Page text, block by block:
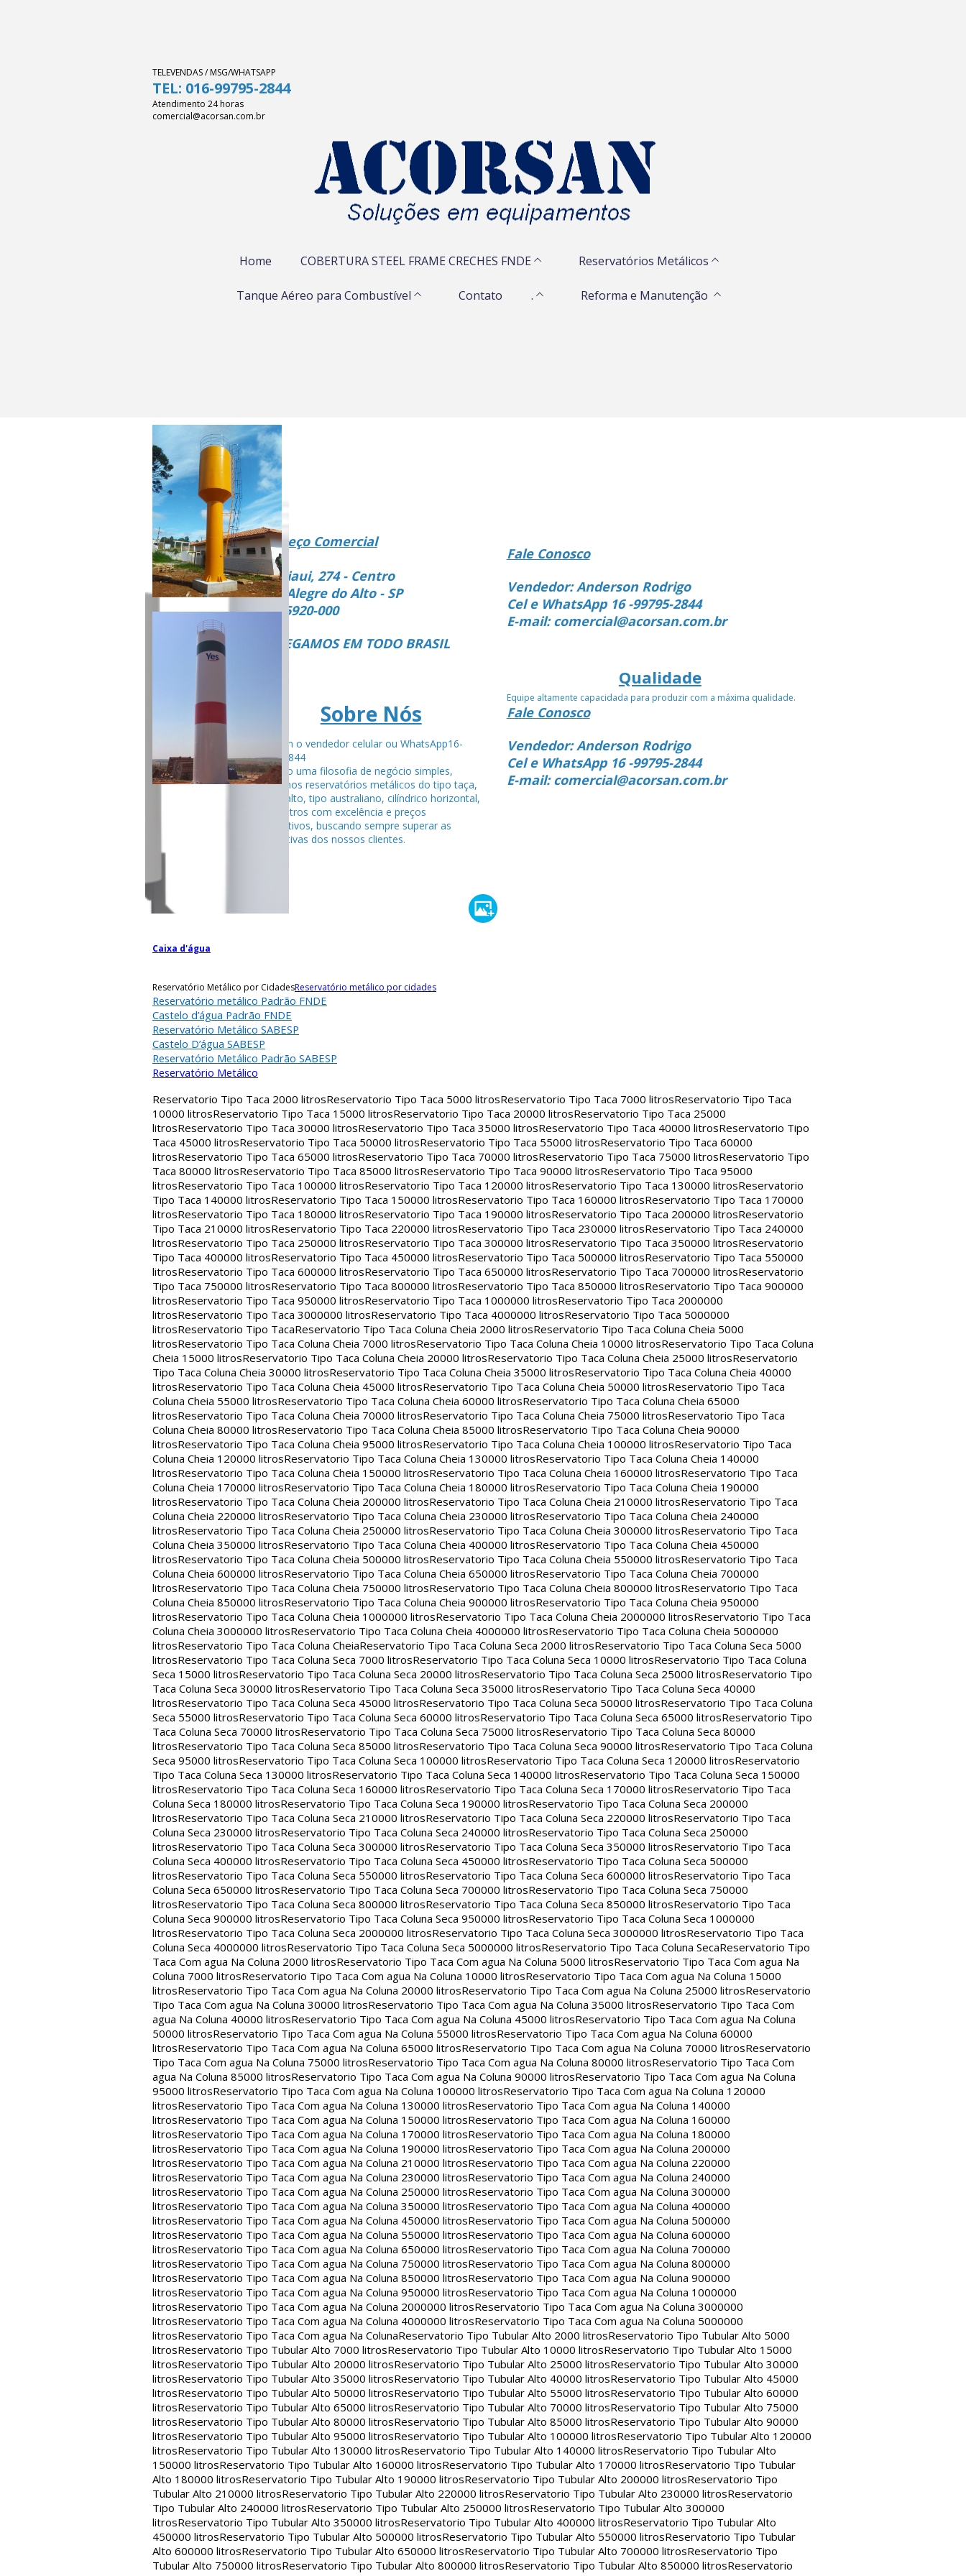
TELEVENDAS / MSG/WHATSAPP
TEL: 016-99795-2844
Atendimento 24 horas
comercial@acorsan.com.br
Home COBERTURA STEEL FRAME CRECHES FNDE Reservatórios Metálicos
Tanque Aéreo para Combustível Contato . Reforma e Manutenção
Endereço Comercial
Rua Piaui, 274 - Centro
Vista Alegre do Alto - SP
CEP 15920-000
ENTREGAMOS EM TODO BRASIL
Sobre Nós
Fale com o vendedor celular ou WhatsApp16-
99795-2844
Seguindo uma filosofia de negócio simples,
fabricamos reservatórios metálicos do tipo taça,
tubular alto, tipo australiano, cilíndrico horizontal,
entre outros com excelência e preços
competitivos, buscando sempre superar as
espectativas dos nossos clientes.
Fale Conosco
Vendedor: Anderson Rodrigo
Cel e WhatsApp 16 -99795-2844
E-mail: comercial@acorsan.com.br
Qualidade
Equipe altamente capacidada para produzir com a máxima qualidade.
Fale Conosco
Vendedor: Anderson Rodrigo
Cel e WhatsApp 16 -99795-2844
E-mail: comercial@acorsan.com.br
Caixa d'água
Reservatório Metálico por CidadesReservatório metálico por cidades
Reservatório metálico Padrão FNDE
Castelo d’água Padrão FNDE
Reservatório Metálico SABESP
Castelo D’água SABESP
Reservatório Metálico Padrão SABESP
Reservatório Metálico
Reservatorio Tipo Taca 2000 litrosReservatorio Tipo Taca 5000 litrosReservatorio Tipo Taca 7000 litrosReservatorio Tipo Taca
10000 litrosReservatorio Tipo Taca 15000 litrosReservatorio Tipo Taca 20000 litrosReservatorio Tipo Taca 25000
litrosReservatorio Tipo Taca 30000 litrosReservatorio Tipo Taca 35000 litrosReservatorio Tipo Taca 40000 litrosReservatorio Tipo
Taca 45000 litrosReservatorio Tipo Taca 50000 litrosReservatorio Tipo Taca 55000 litrosReservatorio Tipo Taca 60000
litrosReservatorio Tipo Taca 65000 litrosReservatorio Tipo Taca 70000 litrosReservatorio Tipo Taca 75000 litrosReservatorio Tipo
Taca 80000 litrosReservatorio Tipo Taca 85000 litrosReservatorio Tipo Taca 90000 litrosReservatorio Tipo Taca 95000
litrosReservatorio Tipo Taca 100000 litrosReservatorio Tipo Taca 120000 litrosReservatorio Tipo Taca 130000 litrosReservatorio
Tipo Taca 140000 litrosReservatorio Tipo Taca 150000 litrosReservatorio Tipo Taca 160000 litrosReservatorio Tipo Taca 170000
litrosReservatorio Tipo Taca 180000 litrosReservatorio Tipo Taca 190000 litrosReservatorio Tipo Taca 200000 litrosReservatorio
Tipo Taca 210000 litrosReservatorio Tipo Taca 220000 litrosReservatorio Tipo Taca 230000 litrosReservatorio Tipo Taca 240000
litrosReservatorio Tipo Taca 250000 litrosReservatorio Tipo Taca 300000 litrosReservatorio Tipo Taca 350000 litrosReservatorio
Tipo Taca 400000 litrosReservatorio Tipo Taca 450000 litrosReservatorio Tipo Taca 500000 litrosReservatorio Tipo Taca 550000
litrosReservatorio Tipo Taca 600000 litrosReservatorio Tipo Taca 650000 litrosReservatorio Tipo Taca 700000 litrosReservatorio
Tipo Taca 750000 litrosReservatorio Tipo Taca 800000 litrosReservatorio Tipo Taca 850000 litrosReservatorio Tipo Taca 900000
litrosReservatorio Tipo Taca 950000 litrosReservatorio Tipo Taca 1000000 litrosReservatorio Tipo Taca 2000000
litrosReservatorio Tipo Taca 3000000 litrosReservatorio Tipo Taca 4000000 litrosReservatorio Tipo Taca 5000000
litrosReservatorio Tipo TacaReservatorio Tipo Taca Coluna Cheia 2000 litrosReservatorio Tipo Taca Coluna Cheia 5000
litrosReservatorio Tipo Taca Coluna Cheia 7000 litrosReservatorio Tipo Taca Coluna Cheia 10000 litrosReservatorio Tipo Taca Coluna
Cheia 15000 litrosReservatorio Tipo Taca Coluna Cheia 20000 litrosReservatorio Tipo Taca Coluna Cheia 25000 litrosReservatorio
Tipo Taca Coluna Cheia 30000 litrosReservatorio Tipo Taca Coluna Cheia 35000 litrosReservatorio Tipo Taca Coluna Cheia 40000
litrosReservatorio Tipo Taca Coluna Cheia 45000 litrosReservatorio Tipo Taca Coluna Cheia 50000 litrosReservatorio Tipo Taca
Coluna Cheia 55000 litrosReservatorio Tipo Taca Coluna Cheia 60000 litrosReservatorio Tipo Taca Coluna Cheia 65000
litrosReservatorio Tipo Taca Coluna Cheia 70000 litrosReservatorio Tipo Taca Coluna Cheia 75000 litrosReservatorio Tipo Taca
Coluna Cheia 80000 litrosReservatorio Tipo Taca Coluna Cheia 85000 litrosReservatorio Tipo Taca Coluna Cheia 90000
litrosReservatorio Tipo Taca Coluna Cheia 95000 litrosReservatorio Tipo Taca Coluna Cheia 100000 litrosReservatorio Tipo Taca
Coluna Cheia 120000 litrosReservatorio Tipo Taca Coluna Cheia 130000 litrosReservatorio Tipo Taca Coluna Cheia 140000
litrosReservatorio Tipo Taca Coluna Cheia 150000 litrosReservatorio Tipo Taca Coluna Cheia 160000 litrosReservatorio Tipo Taca
Coluna Cheia 170000 litrosReservatorio Tipo Taca Coluna Cheia 180000 litrosReservatorio Tipo Taca Coluna Cheia 190000
litrosReservatorio Tipo Taca Coluna Cheia 200000 litrosReservatorio Tipo Taca Coluna Cheia 210000 litrosReservatorio Tipo Taca
Coluna Cheia 220000 litrosReservatorio Tipo Taca Coluna Cheia 230000 litrosReservatorio Tipo Taca Coluna Cheia 240000
litrosReservatorio Tipo Taca Coluna Cheia 250000 litrosReservatorio Tipo Taca Coluna Cheia 300000 litrosReservatorio Tipo Taca
Coluna Cheia 350000 litrosReservatorio Tipo Taca Coluna Cheia 400000 litrosReservatorio Tipo Taca Coluna Cheia 450000
litrosReservatorio Tipo Taca Coluna Cheia 500000 litrosReservatorio Tipo Taca Coluna Cheia 550000 litrosReservatorio Tipo Taca
Coluna Cheia 600000 litrosReservatorio Tipo Taca Coluna Cheia 650000 litrosReservatorio Tipo Taca Coluna Cheia 700000
litrosReservatorio Tipo Taca Coluna Cheia 750000 litrosReservatorio Tipo Taca Coluna Cheia 800000 litrosReservatorio Tipo Taca
Coluna Cheia 850000 litrosReservatorio Tipo Taca Coluna Cheia 900000 litrosReservatorio Tipo Taca Coluna Cheia 950000
litrosReservatorio Tipo Taca Coluna Cheia 1000000 litrosReservatorio Tipo Taca Coluna Cheia 2000000 litrosReservatorio Tipo Taca
Coluna Cheia 3000000 litrosReservatorio Tipo Taca Coluna Cheia 4000000 litrosReservatorio Tipo Taca Coluna Cheia 5000000
litrosReservatorio Tipo Taca Coluna CheiaReservatorio Tipo Taca Coluna Seca 2000 litrosReservatorio Tipo Taca Coluna Seca 5000
litrosReservatorio Tipo Taca Coluna Seca 7000 litrosReservatorio Tipo Taca Coluna Seca 10000 litrosReservatorio Tipo Taca Coluna
Seca 15000 litrosReservatorio Tipo Taca Coluna Seca 20000 litrosReservatorio Tipo Taca Coluna Seca 25000 litrosReservatorio Tipo
Taca Coluna Seca 30000 litrosReservatorio Tipo Taca Coluna Seca 35000 litrosReservatorio Tipo Taca Coluna Seca 40000
litrosReservatorio Tipo Taca Coluna Seca 45000 litrosReservatorio Tipo Taca Coluna Seca 50000 litrosReservatorio Tipo Taca Coluna
Seca 55000 litrosReservatorio Tipo Taca Coluna Seca 60000 litrosReservatorio Tipo Taca Coluna Seca 65000 litrosReservatorio Tipo
Taca Coluna Seca 70000 litrosReservatorio Tipo Taca Coluna Seca 75000 litrosReservatorio Tipo Taca Coluna Seca 80000
litrosReservatorio Tipo Taca Coluna Seca 85000 litrosReservatorio Tipo Taca Coluna Seca 90000 litrosReservatorio Tipo Taca Coluna
Seca 95000 litrosReservatorio Tipo Taca Coluna Seca 100000 litrosReservatorio Tipo Taca Coluna Seca 120000 litrosReservatorio
Tipo Taca Coluna Seca 130000 litrosReservatorio Tipo Taca Coluna Seca 140000 litrosReservatorio Tipo Taca Coluna Seca 150000
litrosReservatorio Tipo Taca Coluna Seca 160000 litrosReservatorio Tipo Taca Coluna Seca 170000 litrosReservatorio Tipo Taca
Coluna Seca 180000 litrosReservatorio Tipo Taca Coluna Seca 190000 litrosReservatorio Tipo Taca Coluna Seca 200000
litrosReservatorio Tipo Taca Coluna Seca 210000 litrosReservatorio Tipo Taca Coluna Seca 220000 litrosReservatorio Tipo Taca
Coluna Seca 230000 litrosReservatorio Tipo Taca Coluna Seca 240000 litrosReservatorio Tipo Taca Coluna Seca 250000
litrosReservatorio Tipo Taca Coluna Seca 300000 litrosReservatorio Tipo Taca Coluna Seca 350000 litrosReservatorio Tipo Taca
Coluna Seca 400000 litrosReservatorio Tipo Taca Coluna Seca 450000 litrosReservatorio Tipo Taca Coluna Seca 500000
litrosReservatorio Tipo Taca Coluna Seca 550000 litrosReservatorio Tipo Taca Coluna Seca 600000 litrosReservatorio Tipo Taca
Coluna Seca 650000 litrosReservatorio Tipo Taca Coluna Seca 700000 litrosReservatorio Tipo Taca Coluna Seca 750000
litrosReservatorio Tipo Taca Coluna Seca 800000 litrosReservatorio Tipo Taca Coluna Seca 850000 litrosReservatorio Tipo Taca
Coluna Seca 900000 litrosReservatorio Tipo Taca Coluna Seca 950000 litrosReservatorio Tipo Taca Coluna Seca 1000000
litrosReservatorio Tipo Taca Coluna Seca 2000000 litrosReservatorio Tipo Taca Coluna Seca 3000000 litrosReservatorio Tipo Taca
Coluna Seca 4000000 litrosReservatorio Tipo Taca Coluna Seca 5000000 litrosReservatorio Tipo Taca Coluna SecaReservatorio Tipo
Taca Com agua Na Coluna 2000 litrosReservatorio Tipo Taca Com agua Na Coluna 5000 litrosReservatorio Tipo Taca Com agua Na
Coluna 7000 litrosReservatorio Tipo Taca Com agua Na Coluna 10000 litrosReservatorio Tipo Taca Com agua Na Coluna 15000
litrosReservatorio Tipo Taca Com agua Na Coluna 20000 litrosReservatorio Tipo Taca Com agua Na Coluna 25000 litrosReservatorio
Tipo Taca Com agua Na Coluna 30000 litrosReservatorio Tipo Taca Com agua Na Coluna 35000 litrosReservatorio Tipo Taca Com
agua Na Coluna 40000 litrosReservatorio Tipo Taca Com agua Na Coluna 45000 litrosReservatorio Tipo Taca Com agua Na Coluna
50000 litrosReservatorio Tipo Taca Com agua Na Coluna 55000 litrosReservatorio Tipo Taca Com agua Na Coluna 60000
litrosReservatorio Tipo Taca Com agua Na Coluna 65000 litrosReservatorio Tipo Taca Com agua Na Coluna 70000 litrosReservatorio
Tipo Taca Com agua Na Coluna 75000 litrosReservatorio Tipo Taca Com agua Na Coluna 80000 litrosReservatorio Tipo Taca Com
agua Na Coluna 85000 litrosReservatorio Tipo Taca Com agua Na Coluna 90000 litrosReservatorio Tipo Taca Com agua Na Coluna
95000 litrosReservatorio Tipo Taca Com agua Na Coluna 100000 litrosReservatorio Tipo Taca Com agua Na Coluna 120000
litrosReservatorio Tipo Taca Com agua Na Coluna 130000 litrosReservatorio Tipo Taca Com agua Na Coluna 140000
litrosReservatorio Tipo Taca Com agua Na Coluna 150000 litrosReservatorio Tipo Taca Com agua Na Coluna 160000
litrosReservatorio Tipo Taca Com agua Na Coluna 170000 litrosReservatorio Tipo Taca Com agua Na Coluna 180000
litrosReservatorio Tipo Taca Com agua Na Coluna 190000 litrosReservatorio Tipo Taca Com agua Na Coluna 200000
litrosReservatorio Tipo Taca Com agua Na Coluna 210000 litrosReservatorio Tipo Taca Com agua Na Coluna 220000
litrosReservatorio Tipo Taca Com agua Na Coluna 230000 litrosReservatorio Tipo Taca Com agua Na Coluna 240000
litrosReservatorio Tipo Taca Com agua Na Coluna 250000 litrosReservatorio Tipo Taca Com agua Na Coluna 300000
litrosReservatorio Tipo Taca Com agua Na Coluna 350000 litrosReservatorio Tipo Taca Com agua Na Coluna 400000
litrosReservatorio Tipo Taca Com agua Na Coluna 450000 litrosReservatorio Tipo Taca Com agua Na Coluna 500000
litrosReservatorio Tipo Taca Com agua Na Coluna 550000 litrosReservatorio Tipo Taca Com agua Na Coluna 600000
litrosReservatorio Tipo Taca Com agua Na Coluna 650000 litrosReservatorio Tipo Taca Com agua Na Coluna 700000
litrosReservatorio Tipo Taca Com agua Na Coluna 750000 litrosReservatorio Tipo Taca Com agua Na Coluna 800000
litrosReservatorio Tipo Taca Com agua Na Coluna 850000 litrosReservatorio Tipo Taca Com agua Na Coluna 900000
litrosReservatorio Tipo Taca Com agua Na Coluna 950000 litrosReservatorio Tipo Taca Com agua Na Coluna 1000000
litrosReservatorio Tipo Taca Com agua Na Coluna 2000000 litrosReservatorio Tipo Taca Com agua Na Coluna 3000000
litrosReservatorio Tipo Taca Com agua Na Coluna 4000000 litrosReservatorio Tipo Taca Com agua Na Coluna 5000000
litrosReservatorio Tipo Taca Com agua Na ColunaReservatorio Tipo Tubular Alto 2000 litrosReservatorio Tipo Tubular Alto 5000
litrosReservatorio Tipo Tubular Alto 7000 litrosReservatorio Tipo Tubular Alto 10000 litrosReservatorio Tipo Tubular Alto 15000
litrosReservatorio Tipo Tubular Alto 20000 litrosReservatorio Tipo Tubular Alto 25000 litrosReservatorio Tipo Tubular Alto 30000
litrosReservatorio Tipo Tubular Alto 35000 litrosReservatorio Tipo Tubular Alto 40000 litrosReservatorio Tipo Tubular Alto 45000
litrosReservatorio Tipo Tubular Alto 50000 litrosReservatorio Tipo Tubular Alto 55000 litrosReservatorio Tipo Tubular Alto 60000
litrosReservatorio Tipo Tubular Alto 65000 litrosReservatorio Tipo Tubular Alto 70000 litrosReservatorio Tipo Tubular Alto 75000
litrosReservatorio Tipo Tubular Alto 80000 litrosReservatorio Tipo Tubular Alto 85000 litrosReservatorio Tipo Tubular Alto 90000
litrosReservatorio Tipo Tubular Alto 95000 litrosReservatorio Tipo Tubular Alto 100000 litrosReservatorio Tipo Tubular Alto 120000
litrosReservatorio Tipo Tubular Alto 130000 litrosReservatorio Tipo Tubular Alto 140000 litrosReservatorio Tipo Tubular Alto
150000 litrosReservatorio Tipo Tubular Alto 160000 litrosReservatorio Tipo Tubular Alto 170000 litrosReservatorio Tipo Tubular
Alto 180000 litrosReservatorio Tipo Tubular Alto 190000 litrosReservatorio Tipo Tubular Alto 200000 litrosReservatorio Tipo
Tubular Alto 210000 litrosReservatorio Tipo Tubular Alto 220000 litrosReservatorio Tipo Tubular Alto 230000 litrosReservatorio
Tipo Tubular Alto 240000 litrosReservatorio Tipo Tubular Alto 250000 litrosReservatorio Tipo Tubular Alto 300000
litrosReservatorio Tipo Tubular Alto 350000 litrosReservatorio Tipo Tubular Alto 400000 litrosReservatorio Tipo Tubular Alto
450000 litrosReservatorio Tipo Tubular Alto 500000 litrosReservatorio Tipo Tubular Alto 550000 litrosReservatorio Tipo Tubular
Alto 600000 litrosReservatorio Tipo Tubular Alto 650000 litrosReservatorio Tipo Tubular Alto 700000 litrosReservatorio Tipo
Tubular Alto 750000 litrosReservatorio Tipo Tubular Alto 800000 litrosReservatorio Tipo Tubular Alto 850000 litrosReservatorio